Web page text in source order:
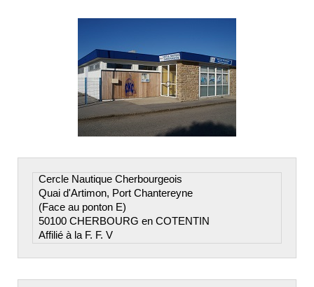
Cercle Nautique Cherbourgeois
Quai d'Artimon, Port Chantereyne
(Face au ponton E)
50100 CHERBOURG en COTENTIN
Affilié à la F. F. V